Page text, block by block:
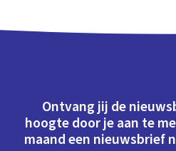
Ontvang jij de
hoogte door je aan te
maand een nieuwsbrief